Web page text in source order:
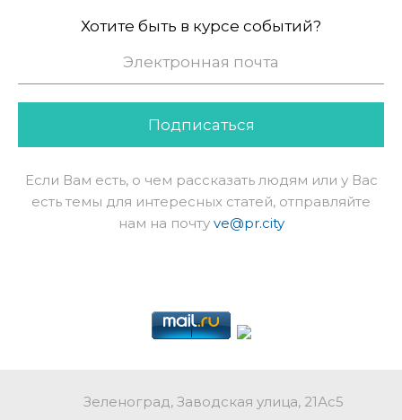
Хотите быть в курсе событий?
Подписаться
Если Вам есть, о чем рассказать людям или у Вас
есть темы для интересных статей, отправляйте
нам на почту ve@pr.city
Зеленоград, Заводская улица, 21Ас5